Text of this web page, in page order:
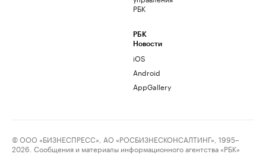
РБК
РБК
Новости
iOS
Android
AppGallery
© ООО «БИЗНЕСПРЕСС», АО «РОСБИЗНЕСКОНСАЛТИНГ», 1995–
2026. Сообщения и материалы информационного агентства «РБК»